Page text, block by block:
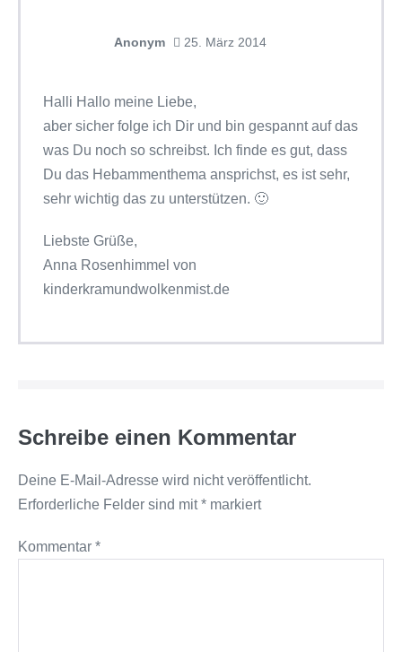
Anonym 25. März 2014
Halli Hallo meine Liebe,
aber sicher folge ich Dir und bin gespannt auf das
was Du noch so schreibst. Ich finde es gut, dass
Du das Hebammenthema ansprichst, es ist sehr,
sehr wichtig das zu unterstützen. 🙂
Liebste Grüße,
Anna Rosenhimmel von
kinderkramundwolkenmist.de
Schreibe einen Kommentar
Deine E-Mail-Adresse wird nicht veröffentlicht.
Erforderliche Felder sind mit* markiert
Kommentar *